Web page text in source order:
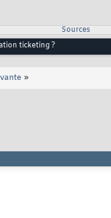
Sources
ticketing ?
»